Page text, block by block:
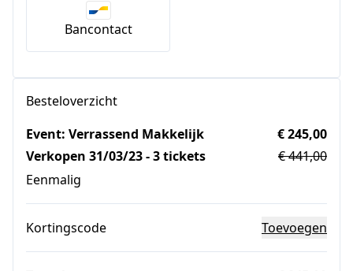
Bancontact
Besteloverzicht
Event: Verrassend Makkelijk
Verkopen 31/03/23 - 3 tickets
Eenmalig
€ 245,00
€ 441,00
Kortingscode Toevoegen